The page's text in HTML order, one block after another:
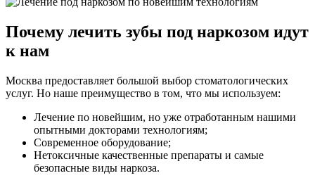
Почему лечить зубы под наркозом идут
к нам
Москва предоставляет большой выбор стоматологических
услуг. Но наше преимущество в том, что мы используем:
Лечение по новейшим, но уже отработанным нашими
опытными докторами технологиям;
Современное оборудование;
Нетоксичные качественные препараты и самые
безопасные виды наркоза.